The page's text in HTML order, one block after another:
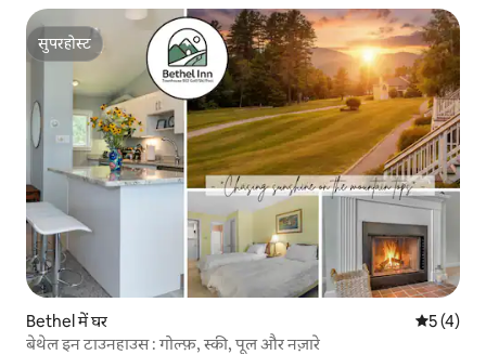
सुपरहोस्ट
सुपरहोस्ट
Bethel में घर औसत रेटिंग
5 (4)
बेथेल इन टाउनहाउस : गोल्फ़, स्की, पूल और नज़ारे